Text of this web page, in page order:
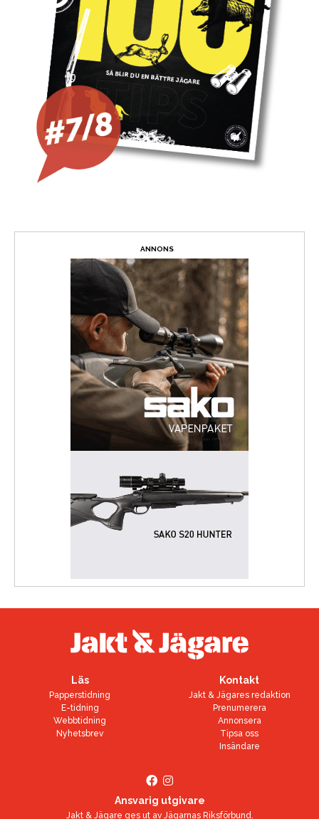
ANNONS
Läs
Papperstidning
E-tidning
Webbtidning
Nyhetsbrev
Kontakt
Jakt & Jägares redaktion
Prenumerera
Annonsera
Tipsa oss
Insändare
Ansvarig utgivare
Jakt & Jägare ges ut av Jägarnas Riksförbund.